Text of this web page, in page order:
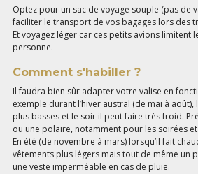
Optez pour un sac de voyage souple (pas de
faciliter le transport de vos bagages lors des
Et voyagez léger car ces petits avions limitent
personne.
Comment s'habiller ?
Il faudra bien sûr adapter votre valise en
exemple durant l’hiver austral (de mai à
plus basses et le soir il peut faire très froid.
ou une polaire, notamment pour les soirées
En été (de novembre à mars) lorsqu’il fait
vêtements plus légers mais tout de même un
une veste imperméable en cas de pluie.